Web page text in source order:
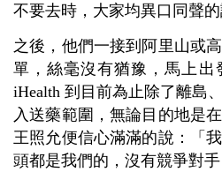
不要去時，大家均異口同聲的
之後，他們一接到阿里山或
單，絲毫沒有猶豫，馬上出
iHealth 到目前為止除了離島
入送藥範圍，無論目的地是
王照允便信心滿滿的說：「
頭都是我們的，沒有競爭對手